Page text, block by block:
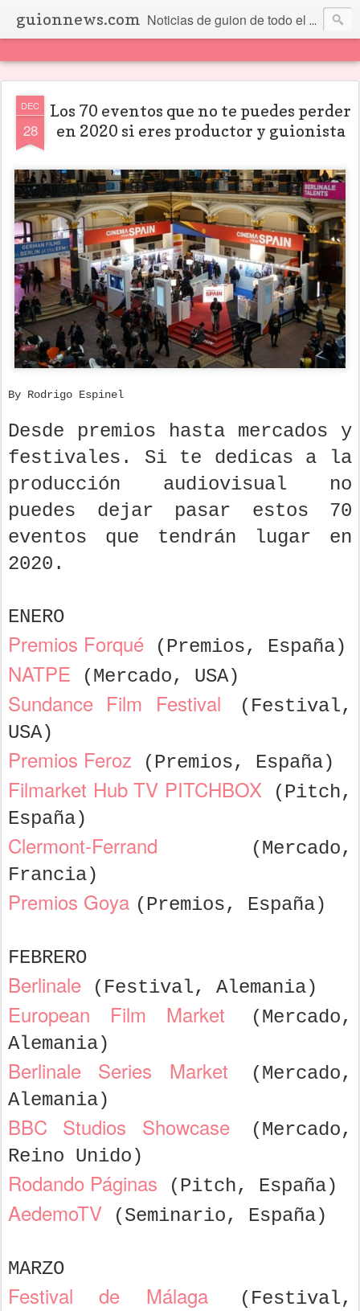
guionnews.com Noticias de guion de todo el mundo... Y más.
DEC
28
Los 70 eventos que no te puedes perder
en 2020 si eres productor y guionista
By Rodrigo Espinel
Desde premios hasta mercados y
festivales. Si te dedicas a la
producción audiovisual no
puedes dejar pasar estos 70
eventos que tendrán lugar en
2020.
ENERO
Premios Forqué (Premios, España)
NATPE (Mercado, USA)
Sundance Film Festival (Festival,
USA)
Premios Feroz (Premios, España)
Filmarket Hub TV PITCHBOX(Pitch,
España)
Clermont-Ferrand (Mercado,
Francia)
Premios Goya (Premios, España)
FEBRERO
Berlinale (Festival, Alemania)
European Film Market (Mercado,
Alemania)
Berlinale Series Market (Mercado,
Alemania)
BBC Studios Showcase(Mercado,
Reino Unido)
Rodando Páginas (Pitch, España)
AedemoTV (Seminario, España)
MARZO
Festival de Málaga(Festival,